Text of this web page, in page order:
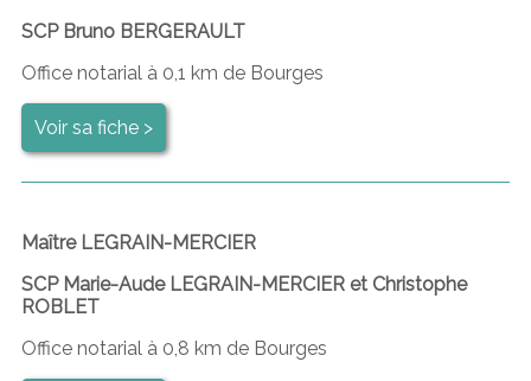
SCP Bruno BERGERAULT
Office notarial à 0,1 km de Bourges
Voir sa fiche >
Maître LEGRAIN-MERCIER
SCP Marie-Aude LEGRAIN-MERCIER et Christophe
ROBLET
Office notarial à 0,8 km de Bourges